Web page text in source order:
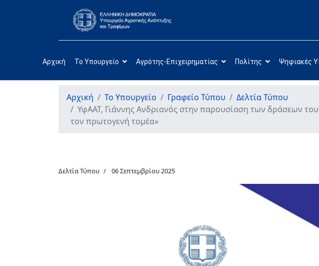
Αρχική Το Υπουργείο Αγρότης-Επιχειρηματίας Πολίτης Ψηφιακές
Αρχική Το Υπουργείο Γραφείο Τύπου
Δελτία Τύπου
ΥφΑΑΤ, Γιάννης Ανδριανός στην παρουσίαση των δράσεων
τον πρωτογενή τομέα»
Δελτία Τύπου 06 Σεπτεμβρίου 2025